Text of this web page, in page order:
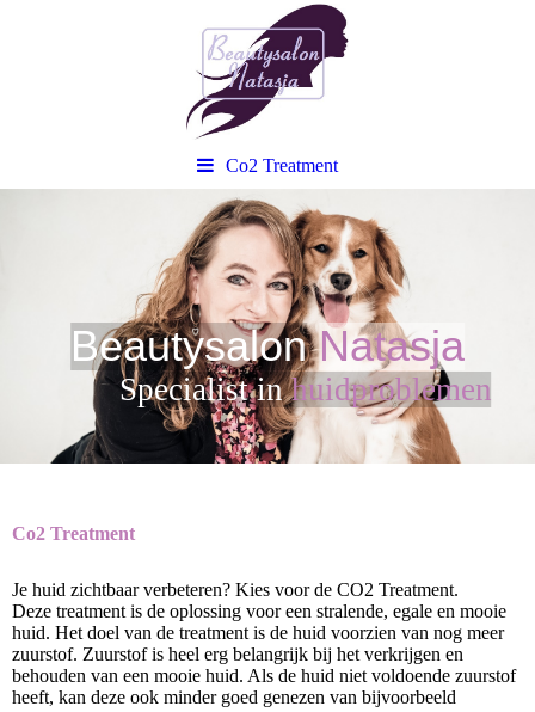
Co2 Treatment
Beautysalon Natasja
Specialist inhuidproblemen
Co2 Treatment
Je huid zichtbaar verbeteren? Kies voor de CO2 Treatment.
Deze treatment is de oplossing voor een stralende, egale en mooie
huid. Het doel van de treatment is de huid voorzien van nog meer
zuurstof. Zuurstof is heel erg belangrijk bij het verkrijgen en
behouden van een mooie huid. Als de huid niet voldoende zuurstof
heeft, kan deze ook minder goed genezen van bijvoorbeeld